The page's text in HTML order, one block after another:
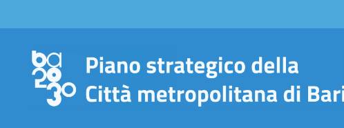
al
contenuto